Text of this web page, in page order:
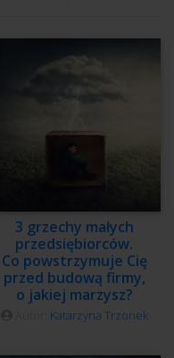
3 grzechy małych
przedsiębiorców.
Co powstrzymuje Cię
przed budową firmy,
o jakiej marzysz?
Katarzyna Trzonek